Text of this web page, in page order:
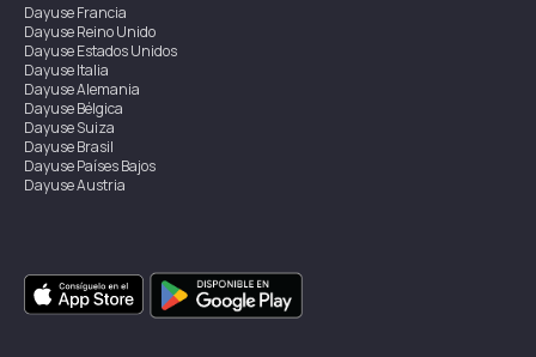
DayuseFrancia
DayuseReino Unido
DayuseEstados Unidos
DayuseItalia
DayuseAlemania
DayuseBélgica
DayuseSuiza
DayuseBrasil
DayusePaíses Bajos
DayuseAustria
DayuseSingapur
DayuseSuecia
DayuseTailandia